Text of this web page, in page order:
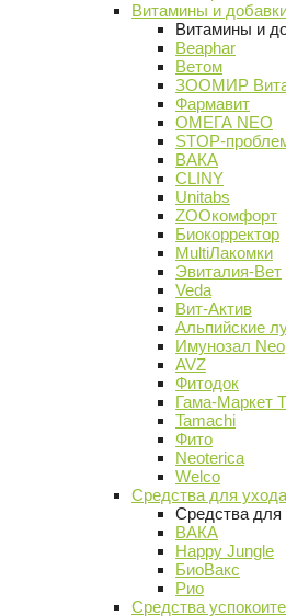
Витамины и
Витамины и
Beaphar
Ветом
ЗООМИР
Фармавит
ОМЕГА NEO
STOP-
ВАКА
CLINY
Unitabs
ZOOкомфорт
Биокорректор
MultiЛакомки
Эвиталия-Вет
Veda
Вит-Актив
Альпийские
Имунозал Neo
AVZ
Фитодок
Гама-Маркет
Tamachi
Фито
Neoterica
Welco
Средства для
Средства для
ВАКА
Happy Jungle
БиоВакс
Рио
Средства